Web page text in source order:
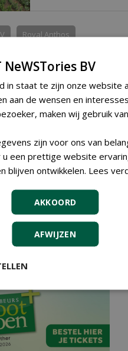
Royal Anthos
Vaste...
je e-mailadres om te
artikel
NeWSTories BV
in staat te zijn onze website
aan de wensen en interesses
maken wij gebruik van
zijn voor ons van
u een prettige website
blijven ontwikkelen. Lees
AKKOORD
AFWIJZEN